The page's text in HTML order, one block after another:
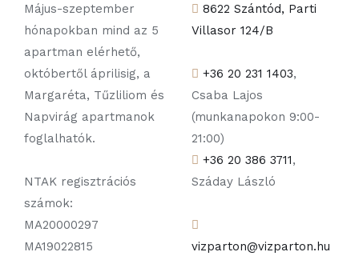
Május-szeptember
hónapokban mind az 5
apartman elérhető,
októbertől áprilisig, a
Margaréta, Tűzliliom és
Napvirág apartmanok
foglalhatók.
NTAK regisztrációs
számok:
MA20000297
MA19022815
8622 Szántód, Parti
Villasor 124/B
+36 20 231 1403,
Csaba Lajos
(munkanapokon 9:00-
21:00)
+36 20 386 3711,
Száday László
vizparton@vizparton.hu